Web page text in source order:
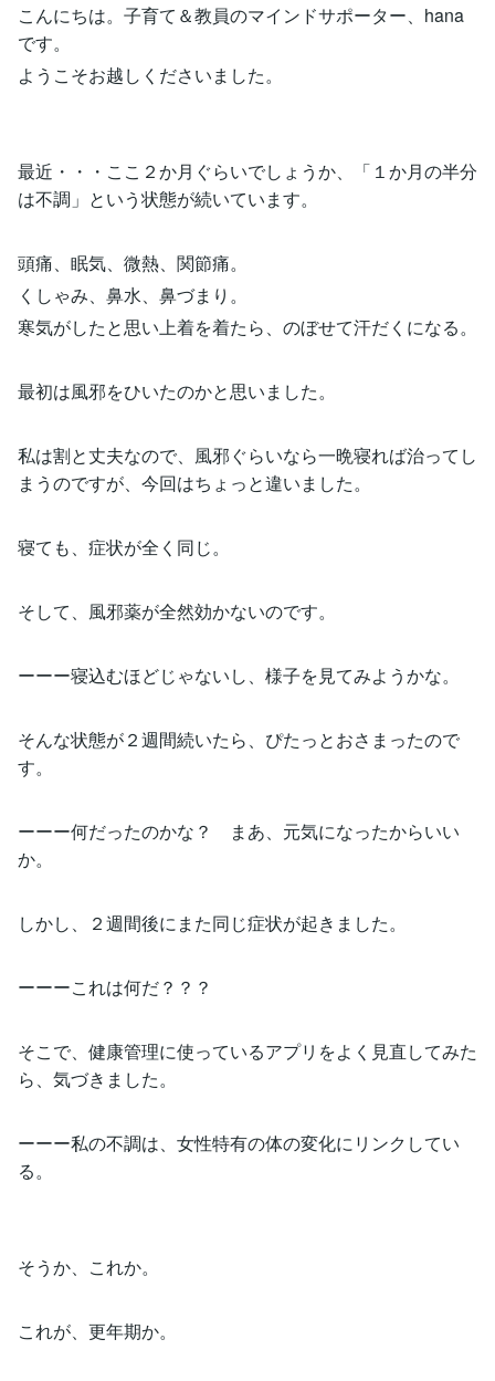
こんにちは。子育て＆教員のマインドサポーター、hana
です。
ようこそお越しくださいました。
最近・・・ここ２か月ぐらいでしょうか、「１か月の半分
は不調」という状態が続いています。
頭痛、眠気、微熱、関節痛。
くしゃみ、鼻水、鼻づまり。
寒気がしたと思い上着を着たら、のぼせて汗だくになる。
最初は風邪をひいたのかと思いました。
私は割と丈夫なので、風邪ぐらいなら一晩寝れば治ってし
まうのですが、今回はちょっと違いました。
寝ても、症状が全く同じ。
そして、風邪薬が全然効かないのです。
ーーー寝込むほどじゃないし、様子を見てみようかな。
そんな状態が２週間続いたら、ぴたっとおさまったので
す。
ーーー何だったのかな？ まあ、元気になったからいい
か。
しかし、２週間後にまた同じ症状が起きました。
ーーーこれは何だ？？？
そこで、健康管理に使っているアプリをよく見直してみた
ら、気づきました。
ーーー私の不調は、女性特有の体の変化にリンクしてい
る。
そうか、これか。
これが、更年期か。